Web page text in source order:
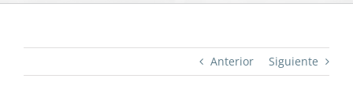
Anterior Siguiente